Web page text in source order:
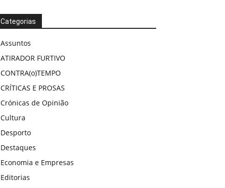
Categorias
Assuntos
ATIRADOR FURTIVO
CONTRA(o)TEMPO
CRÍTICAS E PROSAS
Crónicas de Opinião
Cultura
Desporto
Destaques
Economia e Empresas
Editorias